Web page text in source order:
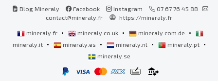
Blog Mineraly
Facebook Instagram
07 67 76 45 88
contact@mineraly.fr
https://mineraly.fr
mineraly.fr • mineraly.co.uk • mineraly.com.de •
mineraly.it • mineraly.es • mineraly.nl • mineraly.pt •
mineraly.se